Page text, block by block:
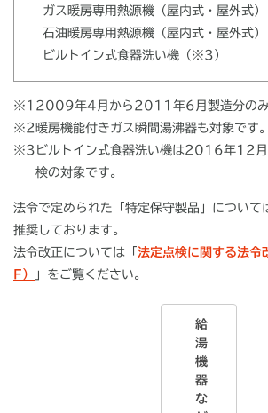
ガス暖房専用熱源機（屋内式・屋外式）
石油暖房専用熱源機（屋内式・屋外式）
ビルトイン式食器洗い機（※3）
※1 2009年4月から2011年6月製造分のみ
※2 暖房機能付きガス瞬間湯沸器も対象です。
※3 ビルトイン式食器洗い機は2016年12月
検の対象です。
法令で定められた「特定保守製品」について
推奨しております。
法令改正については「法定点検に関する法令
F）
」をご覧ください。
給
湯
機
器
な